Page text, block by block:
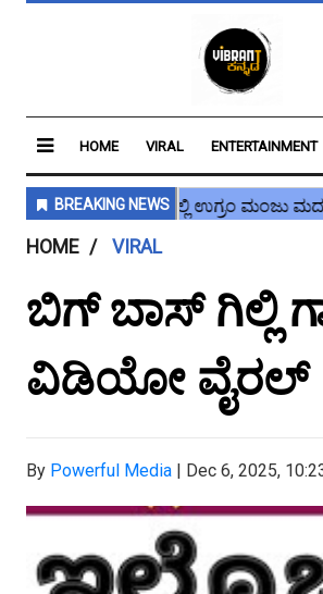
HOME VIRAL ENTERTAINMENT
HOME VIRAL
ಬಿಗ್ ಬಾಸ್ ಗಿಲ್ಲಿ
ವಿಡಿಯೋ ವೈರಲ್
By Powerful Media | Dec 6, 2025,